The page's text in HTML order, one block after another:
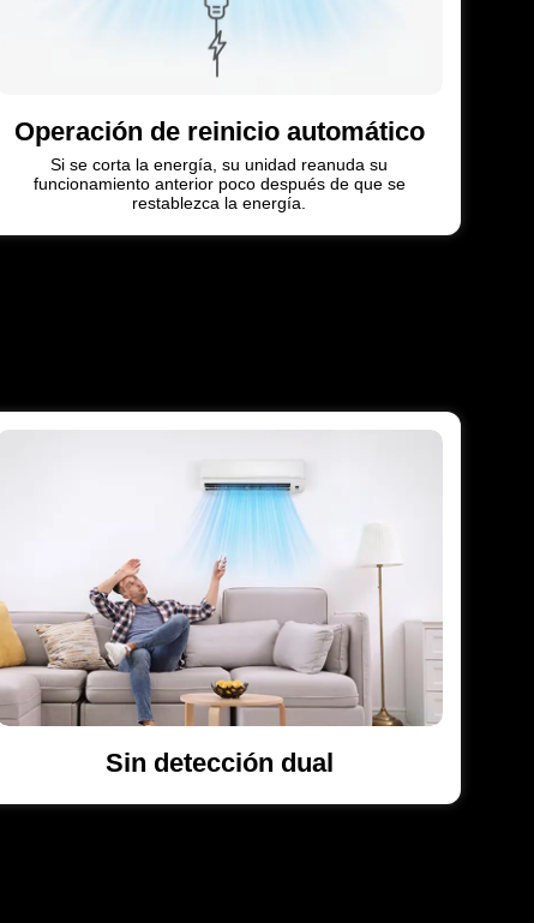
Operación de reinicio automático
Si se corta la energía, su unidad reanuda su
funcionamiento anterior poco después de que se
restablezca la energía.
Sin detección dual